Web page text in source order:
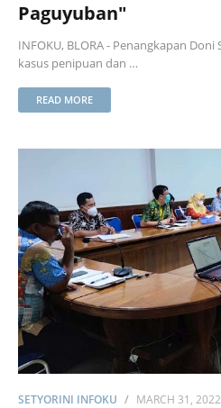
Paguyuban"
INFOKU, BLORA - Penangkapan
kasus penipuan dan …
READ MORE
SETYORINI INFOKU MARCH 31, 2022